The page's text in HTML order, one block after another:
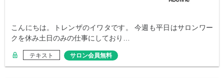
こんにちは。トレンザのイワタです。 今週も平日はサロンワー
クを休み土日のみの仕事にしており…
テキスト サロン会員無料